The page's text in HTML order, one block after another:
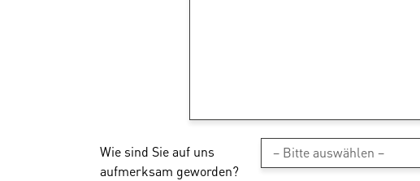
Wie sind Sie auf uns
aufmerksam geworden?